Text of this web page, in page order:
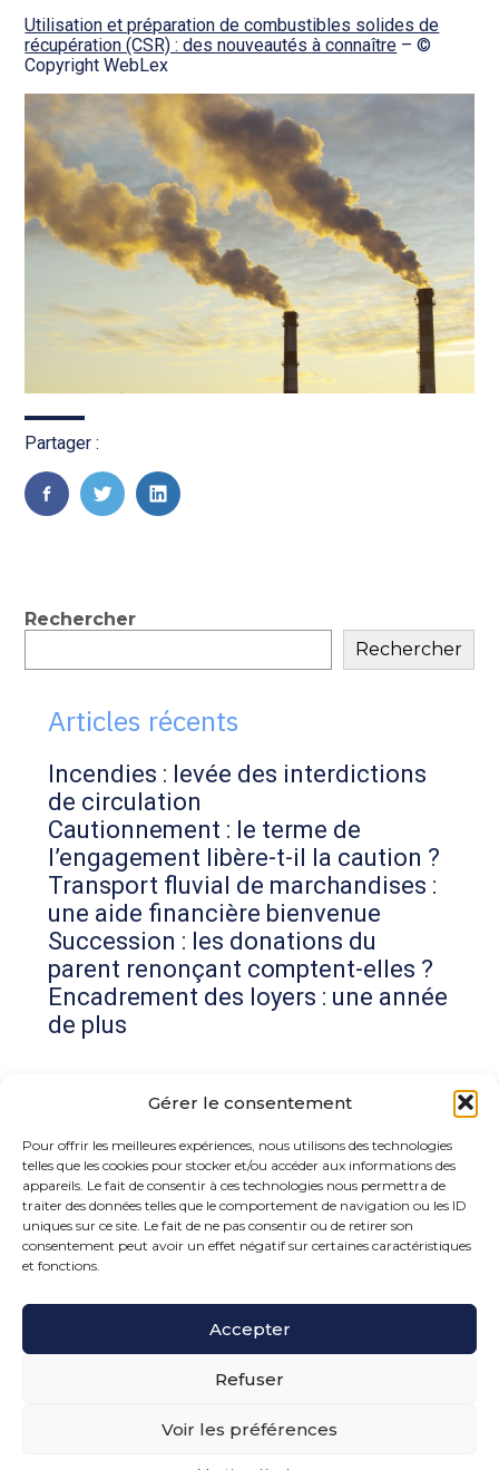
Gérer le consentement
Pour offrir les meilleures expériences, nous utilisons des technologies
telles que les cookies pour stocker et/ou accéder aux informations des
appareils. Le fait de consentir à ces technologies nous permettra de
traiter des données telles que le comportement de navigation ou les ID
uniques sur ce site. Le fait de ne pas consentir ou de retirer son
consentement peut avoir un effet négatif sur certaines caractéristiques
et fonctions.
Accepter
Refuser
Voir les préférences
Utilisation et préparation de combustibles solides de
récupération (CSR) : des nouveautés à connaître – ©
Copyright WebLex
Partager :
FaceBook
TwitterLinkedIn
Blog
sidebar
Rechercher
Rechercher
Articles récents
Incendies : levée des interdictions
de circulation
Cautionnement : le terme de
l’engagement libère-t-il la caution ?
Transport fluvial de marchandises :
une aide financière bienvenue
Succession : les donations du
parent renonçant comptent-elles ?
Encadrement des loyers : une année
de plus
Commentaires récents
Aucun commentaire à afficher.
15 rue de la Bonne Rencontre – 77860 Quincy
Voisins
PLAN DU SITE